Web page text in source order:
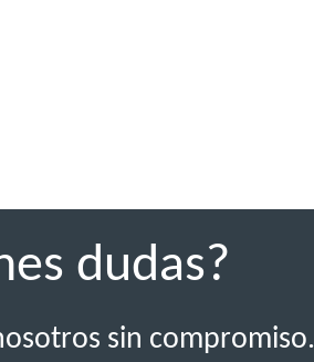
dudas?
sin compromiso.